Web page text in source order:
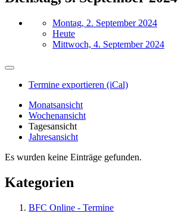
Montag, 2. September 2024
Heute
Mittwoch, 4. September 2024
Termine exportieren (iCal)
Monatsansicht
Wochenansicht
Tagesansicht
Jahresansicht
Es wurden keine Einträge gefunden.
Kategorien
BFC Online - Termine